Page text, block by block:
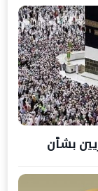
بشأن